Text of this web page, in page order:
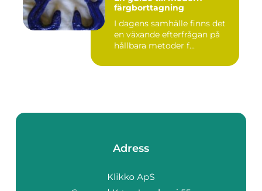
färgborttagning
I dagens samhälle finns det
en växande efterfrågan på
hållbara metoder f...
Adress